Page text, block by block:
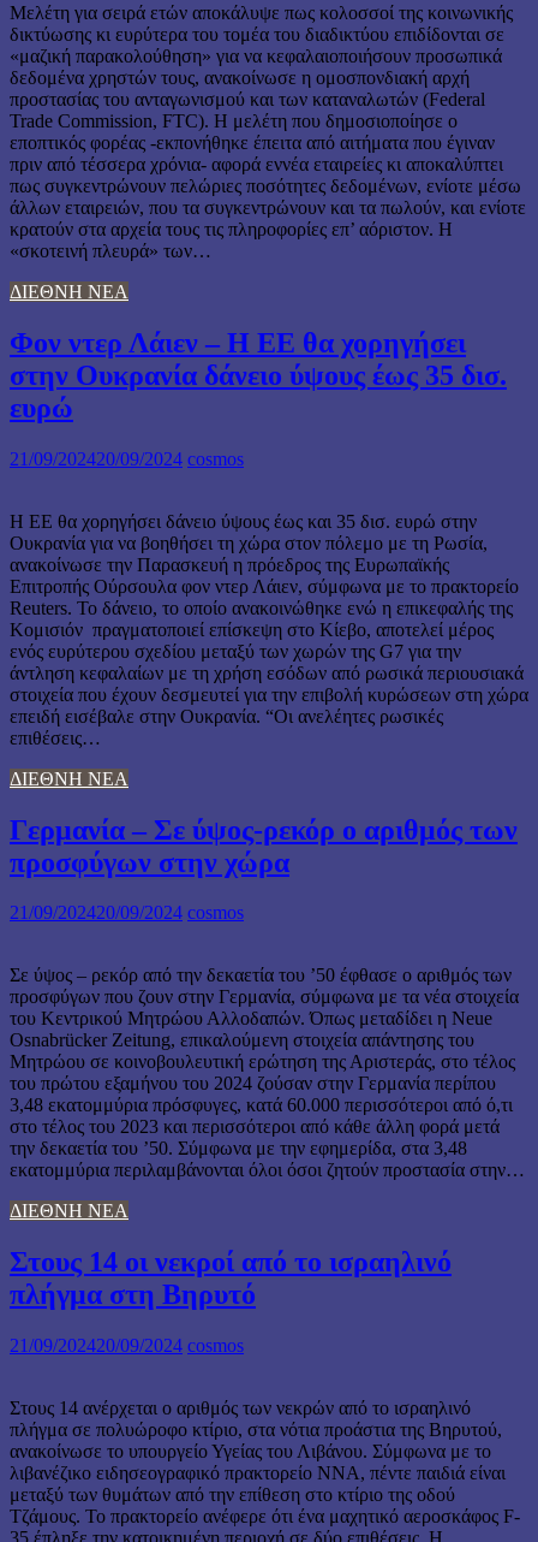
Μελέτη για σειρά ετών αποκάλυψε πως κολοσσοί της κοινωνικής
δικτύωσης κι ευρύτερα του τομέα του διαδικτύου επιδίδονται σε
«μαζική παρακολούθηση» για να κεφαλαιοποιήσουν προσωπικά
δεδομένα χρηστών τους, ανακοίνωσε η ομοσπονδιακή αρχή
προστασίας του ανταγωνισμού και των καταναλωτών (Federal
Trade Commission, FTC). Η μελέτη που δημοσιοποίησε ο
εποπτικός φορέας -εκπονήθηκε έπειτα από αιτήματα που έγιναν
πριν από τέσσερα χρόνια- αφορά εννέα εταιρείες κι αποκαλύπτει
πως συγκεντρώνουν πελώριες ποσότητες δεδομένων, ενίοτε μέσω
άλλων εταιρειών, που τα συγκεντρώνουν και τα πωλούν, και ενίοτε
κρατούν στα αρχεία τους τις πληροφορίες επ’ αόριστον. Η
«σκοτεινή πλευρά» των…
ΔΙΕΘΝΗ ΝΕΑ
Φον ντερ Λάιεν – Η ΕΕ θα χορηγήσει
στην Ουκρανία δάνειο ύψους έως 35 δισ.
ευρώ
21/09/202420/09/2024 cosmos
Η ΕΕ θα χορηγήσει δάνειο ύψους έως και 35 δισ. ευρώ στην
Ουκρανία για να βοηθήσει τη χώρα στον πόλεμο με τη Ρωσία,
ανακοίνωσε την Παρασκευή η πρόεδρος της Ευρωπαϊκής
Επιτροπής Ούρσουλα φον ντερ Λάιεν, σύμφωνα με το πρακτορείο
Reuters. Το δάνειο, το οποίο ανακοινώθηκε ενώ η επικεφαλής της
Κομισιόν πραγματοποιεί επίσκεψη στο Κίεβο, αποτελεί μέρος
ενός ευρύτερου σχεδίου μεταξύ των χωρών της G7 για την
άντληση κεφαλαίων με τη χρήση εσόδων από ρωσικά περιουσιακά
στοιχεία που έχουν δεσμευτεί για την επιβολή κυρώσεων στη χώρα
επειδή εισέβαλε στην Ουκρανία. “Οι ανελέητες ρωσικές
επιθέσεις…
ΔΙΕΘΝΗ ΝΕΑ
Γερμανία – Σε ύψος-ρεκόρ ο αριθμός των
προσφύγων στην χώρα
21/09/202420/09/2024 cosmos
Σε ύψος – ρεκόρ από την δεκαετία του ’50 έφθασε ο αριθμός των
προσφύγων που ζουν στην Γερμανία, σύμφωνα με τα νέα στοιχεία
του Κεντρικού Μητρώου Αλλοδαπών. Όπως μεταδίδει η Neue
Osnabrücker Zeitung, επικαλούμενη στοιχεία απάντησης του
Μητρώου σε κοινοβουλευτική ερώτηση της Αριστεράς, στο τέλος
του πρώτου εξαμήνου του 2024 ζούσαν στην Γερμανία περίπου
3,48 εκατομμύρια πρόσφυγες, κατά 60.000 περισσότεροι από ό,τι
στο τέλος του 2023 και περισσότεροι από κάθε άλλη φορά μετά
την δεκαετία του ’50. Σύμφωνα με την εφημερίδα, στα 3,48
εκατομμύρια περιλαμβάνονται όλοι όσοι ζητούν προστασία στην…
ΔΙΕΘΝΗ ΝΕΑ
Στους 14 οι νεκροί από το ισραηλινό
πλήγμα στη Βηρυτό
21/09/202420/09/2024 cosmos
Στους 14 ανέρχεται ο αριθμός των νεκρών από το ισραηλινό
πλήγμα σε πολυώροφο κτίριο, στα νότια προάστια της Βηρυτού,
ανακοίνωσε το υπουργείο Υγείας του Λιβάνου. Σύμφωνα με το
λιβανέζικο ειδησεογραφικό πρακτορείο NNA, πέντε παιδιά είναι
μεταξύ των θυμάτων από την επίθεση στο κτίριο της οδού
Τζάμους. Το πρακτορείο ανέφερε ότι ένα μαχητικό αεροσκάφος F-